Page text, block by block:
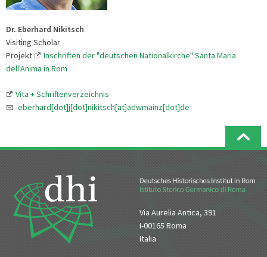
Dr. Eberhard Nikitsch
Visiting Scholar
Projekt
Inschriften der "deutschen Nationalkirche" Santa Maria
dell'Anima in Rom
Vita + Schriftenverzeichnis
eberhard[dot]j[dot]nikitsch[at]adwmainz[dot]de
Via Aurelia Antica, 391
I-00165 Roma
Italia